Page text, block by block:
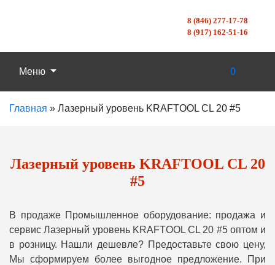
8 (846) 277-17-78
8 (917) 162-51-16
Меню 0
Главная » Лазерный уровень KRAFTOOL CL 20 #5
Лазерный уровень KRAFTOOL CL 20
#5
В продаже Промышленное оборудование: продажа и
сервис Лазерный уровень KRAFTOOL CL 20 #5 оптом и
в розницу. Нашли дешевле? Предоставьте свою цену,
Мы сформируем более выгодное предложение. При